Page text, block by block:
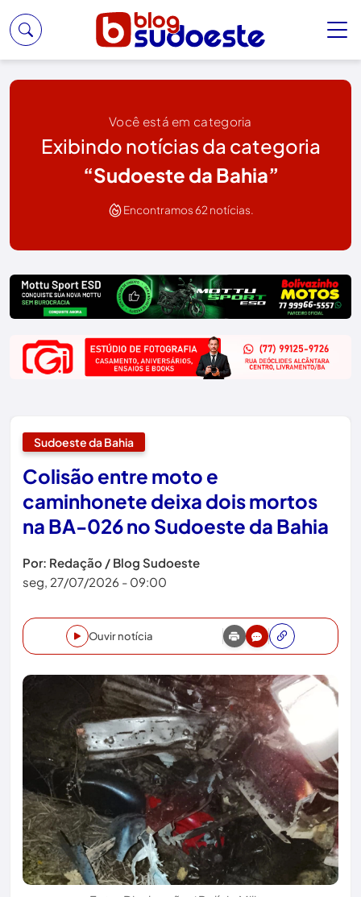
Você está em categoria
Exibindo notícias da categoria
“Sudoeste da Bahia”
Encontramos 62 notícias.
Sudoeste da Bahia
Colisão entre moto e
caminhonete deixa dois mortos
na BA-026 no Sudoeste da Bahia
Por: Redação / Blog Sudoeste
seg, 27/07/2026 - 09:00
Ouvir notícia